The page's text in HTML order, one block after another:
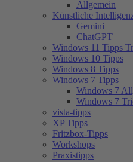
Allgemein
Künstliche
Gemini
ChatGPT
Windows 11 Tipps
Windows 10 Tipps
Windows 8 Tipps
Windows 7 Tipps
Windows 7
Windows 7
vista-tipps
XP Tipps
Fritzbox-Tipps
Workshops
Praxistipps